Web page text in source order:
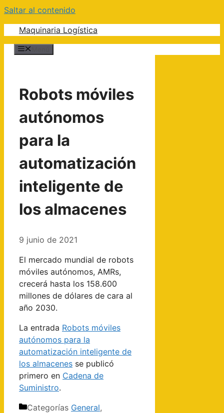
Saltar al contenido
Maquinaria Logística
Robots móviles
autónomos
para la
automatización
inteligente de
los almacenes
9 junio de 2021
El mercado mundial de robots
móviles autónomos, AMRs,
crecerá hasta los 158.600
millones de dólares de cara al
año 2030.
La entrada Robots móviles
autónomos para la
automatización inteligente de
los almacenes se publicó
primero en Cadena de
Suministro.
Categorías General,